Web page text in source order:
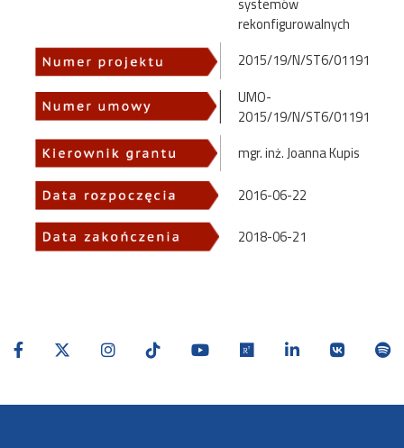
rekonfigurowalnych
2015/19/N/ST6/01191
UMO-
2015/19/N/ST6/01191
mgr. inż. Joanna Kupis
2016-06-22
2018-06-21